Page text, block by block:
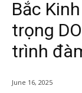
Bắc
trọng
trình
June 16, 2025